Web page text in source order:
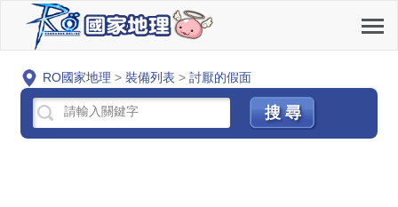
RO國家地理 > 裝備列表 > 討厭的假面